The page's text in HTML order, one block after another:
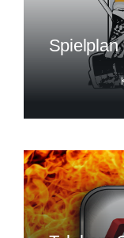
Spielplan